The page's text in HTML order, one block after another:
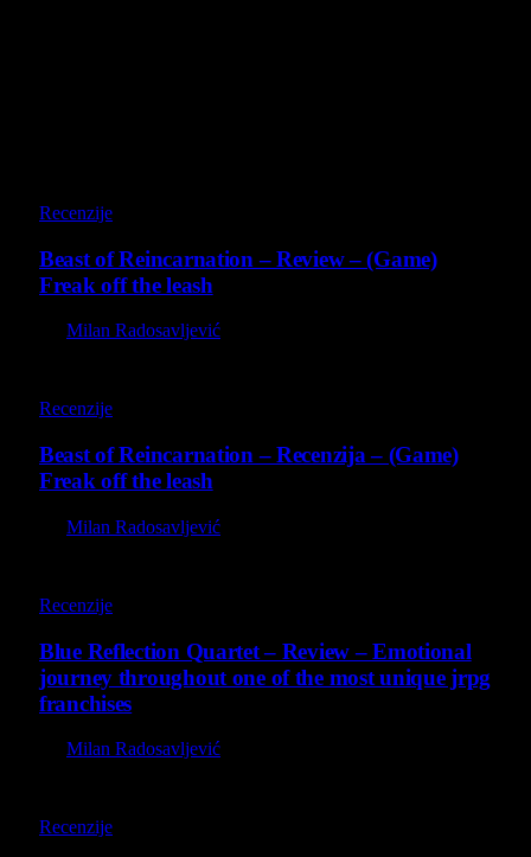
Recenzije
Beast of Reincarnation – Review – (Game)
Freak off the leash
Milan Radosavljević
Recenzije
Beast of Reincarnation – Recenzija – (Game)
Freak off the leash
Milan Radosavljević
Recenzije
Blue Reflection Quartet – Review – Emotional
journey throughout one of the most unique jrpg
franchises
Milan Radosavljević
Recenzije